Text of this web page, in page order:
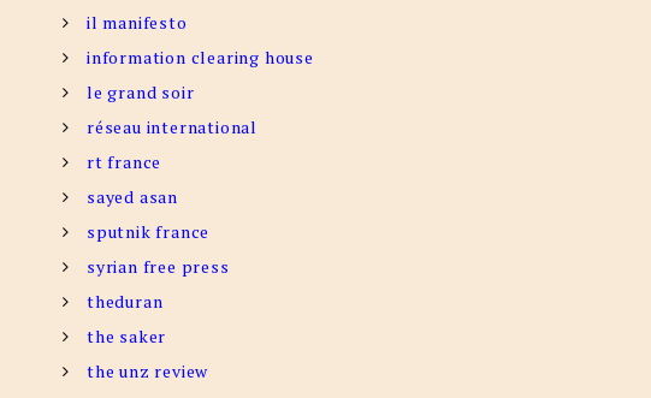
il manifesto
information clearing house
le grand soir
réseau international
rt france
sayed asan
sputnik france
syrian free press
theduran
the saker
the unz review